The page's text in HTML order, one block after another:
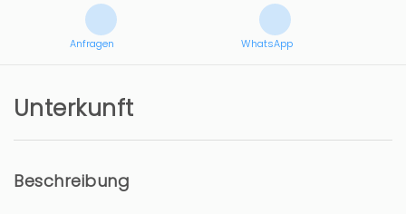
Anfragen WhatsApp
Unterkunft
Beschreibung